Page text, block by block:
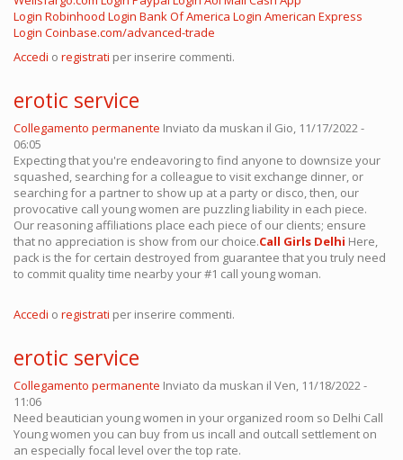
Login Robinhood Login Bank Of America Login American Express
Login Coinbase.com/advanced-trade
Accedi o registrati per inserire commenti.
erotic service
Collegamento permanente Inviato da muskan il Gio, 11/17/2022 -
06:05
Expecting that you're endeavoring to find anyone to downsize your
squashed, searching for a colleague to visit exchange dinner, or
searching for a partner to show up at a party or disco, then, our
provocative call young women are puzzling liability in each piece.
Our reasoning affiliations place each piece of our clients; ensure
that no appreciation is show from our choice.Call Girls Delhi Here,
pack is the for certain destroyed from guarantee that you truly need
to commit quality time nearby your #1 call young woman.
Accedi o registrati per inserire commenti.
erotic service
Collegamento permanente Inviato da muskan il Ven, 11/18/2022 -
11:06
Need beautician young women in your organized room so Delhi Call
Young women you can buy from us incall and outcall settlement on
an especially focal level over the top rate.